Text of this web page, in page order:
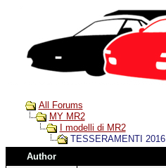
All Forums
MY MR2
I modelli di MR2
TESSERAMENTI 2016
Author